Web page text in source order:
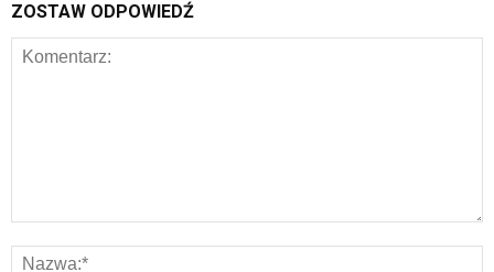
ZOSTAW ODPOWIEDŹ